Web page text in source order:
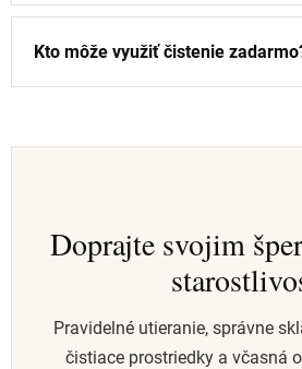
Kto môže využiť čistenie
Doprajte svojim
Pravidelné utieranie, správne
čistiace prostriedky a včasná